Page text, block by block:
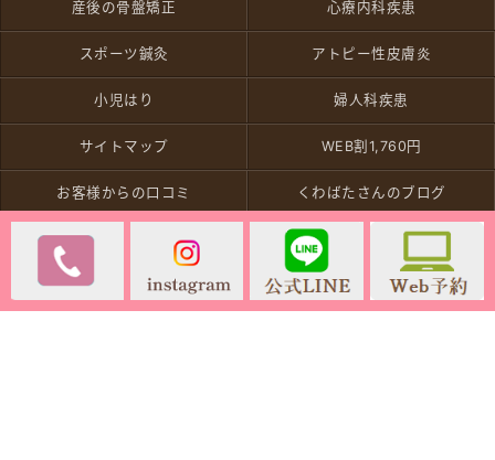
産後の骨盤矯正 心療内科疾患
スポーツ鍼灸 アトピー性皮膚炎
小児はり 婦人科疾患
サイトマップ WEB割1,760円
お客様からの口コミ くわばたさんのブログ
最新の求人情報
Copyright (C) 2026 ワタナベ鍼灸整体院. All Rights Reserved.